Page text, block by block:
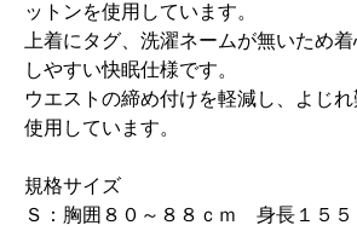
ットンを使用しています。
上着にタグ、洗濯ネームが無いため
しやすい快眠仕様です。
ウエストの締め付けを軽減し、よじ
使用しています。
規格サイズ
Ｓ：胸囲８０～８８ｃｍ 身長１５